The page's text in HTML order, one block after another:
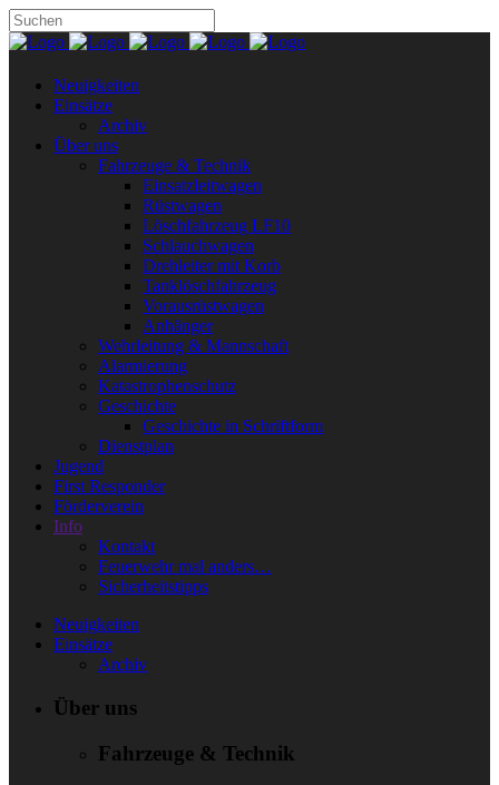
Neuigkeiten
Einsätze
Archiv
Über uns
Fahrzeuge & Technik
Einsatzleitwagen
Rüstwagen
Löschfahrzeug LF10
Schlauchwagen
Drehleiter mit Korb
Tanklöschfahrzeug
Vorausrüstwagen
Anhänger
Wehrleitung & Mannschaft
Alarmierung
Katastrophenschutz
Geschichte
Geschichte in Schriftform
Dienstplan
Jugend
First Responder
Förderverein
Info
Kontakt
Feuerwehr mal anders…
Sicherheitstipps
Neuigkeiten
Einsätze
Archiv
Über uns
Fahrzeuge & Technik